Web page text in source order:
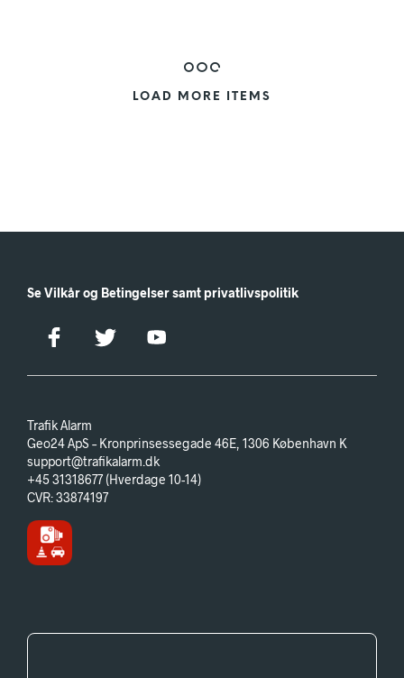
LOAD MORE ITEMS
Se Vilkår og Betingelser samt privatlivspolitik
Trafik Alarm
Geo24 ApS – Kronprinsessegade 46E, 1306 København K
support@trafikalarm.dk
+45 31318677 (Hverdage 10-14)
CVR: 33874197